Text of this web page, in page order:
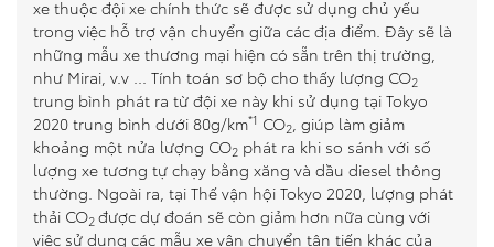
xe thuộc đội xe chính thức sẽ được sử dụng chủ yếu
trong việc hỗ trợ vận chuyển giữa các địa điểm. Đây sẽ là
những mẫu xe thương mại hiện có sẵn trên thị trường,
như Mirai, v.v ... Tính toán sơ bộ cho thấy lượng CO2
trung bình phát ra từ đội xe này khi sử dụng tại Tokyo
2020 trung bình dưới 80g/km*1 CO2, giúp làm giảm
khoảng một nửa lượng CO2 phát ra khi so sánh với số
lượng xe tương tự chạy bằng xăng và dầu diesel thông
thường. Ngoài ra, tại Thế vận hội Tokyo 2020, lượng phát
thải CO2được dự đoán sẽ còn giảm hơn nữa cùng với
việc sử dụng các mẫu xe vận chuyển tân tiến khác của